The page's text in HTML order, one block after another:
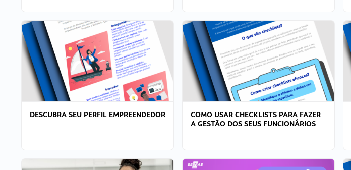
DESCUBRA SEU PERFIL EMPREENDEDOR
COMO USAR CHECKLISTS PARA FAZER
A GESTÃO DOS SEUS FUNCIONÁRIOS